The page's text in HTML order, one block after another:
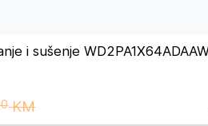
i sušenje
KM